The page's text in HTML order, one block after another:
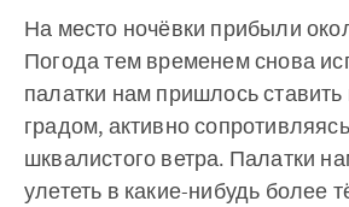
На место ночёвки прибыли
Погода тем временем снова
палатки нам пришлось
градом, активно
шквалистого ветра. Палатки
улететь в какие-нибудь более